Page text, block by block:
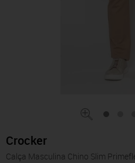
Crocker
Calça Masculina Chino Slim